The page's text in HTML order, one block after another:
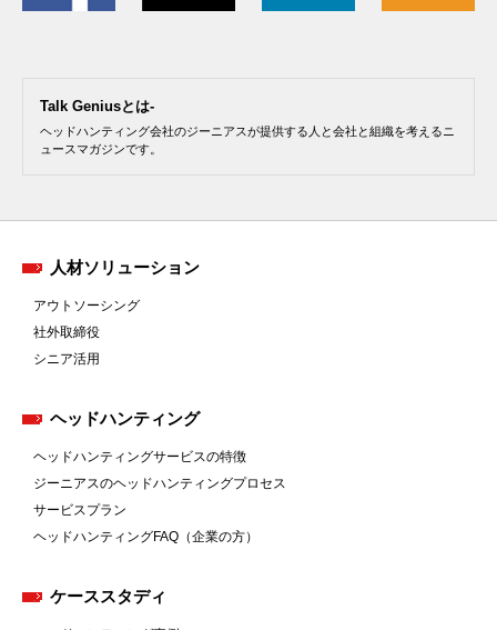
Talk Geniusとは-
ヘッドハンティング会社のジーニアスが提供する人と会社と組織を考えるニ
ュースマガジンです。
人材ソリューション
アウトソーシング
社外取締役
シニア活用
ヘッドハンティング
ヘッドハンティングサービスの特徴
ジーニアスのヘッドハンティングプロセス
サービスプラン
ヘッドハンティングFAQ（企業の方）
ケーススタディ